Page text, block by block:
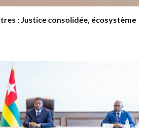
: Justice consolidée, écosystème